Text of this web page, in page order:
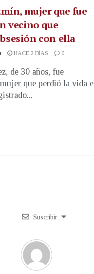
mujer que fue
vecino que
con ella
HACE 2 DÍAS 0
de 30 años, fue
que perdió la vida
Suscribir